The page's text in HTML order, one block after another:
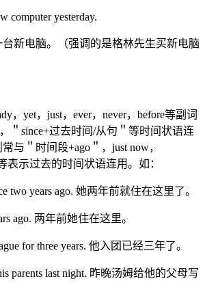
computer yesterday.
新电脑。（强调的是格林先生买新电脑
，yet，just，ever，never，before等副词
＂since+过去时间/从句＂等时间状语连
与＂时间段+ago＂，just now，
表示过去的时间状语连用。如：
two years ago. 她两年前就住在这里了。
ago. 两年前她住在这里。
for three years. 他入团已经三年了。
parents last night. 昨晚汤姆给他的父母写